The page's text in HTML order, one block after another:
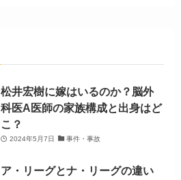
松井宏樹に嫁はいるのか？脳外
科医A医師の家族構成と出身はど
こ？
2024年5月7日 事件・事故
ア・リーグとナ・リーグの違い